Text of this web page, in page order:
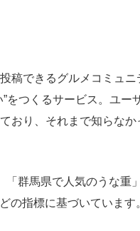
稿できるグルメコミュニ
をつくるサービス。ユー
おり、それまで知らな
群馬県で人気のうな重
の指標に基づいています